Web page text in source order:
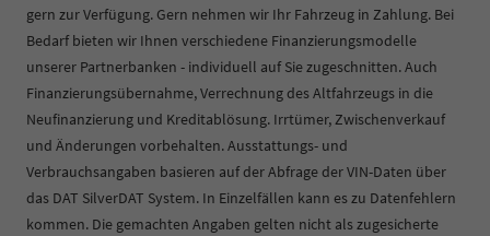
gern zur Verfügung. Gern nehmen wir Ihr Fahrzeug in Zahlung. Bei
Bedarf bieten wir Ihnen verschiedene Finanzierungsmodelle
unserer Partnerbanken - individuell auf Sie zugeschnitten. Auch
Finanzierungsübernahme, Verrechnung des Altfahrzeugs in die
Neufinanzierung und Kreditablösung. Irrtümer, Zwischenverkauf
und Änderungen vorbehalten. Ausstattungs- und
Verbrauchsangaben basieren auf der Abfrage der VIN-Daten über
das DAT SilverDAT System. In Einzelfällen kann es zu Datenfehlern
kommen. Die gemachten Angaben gelten nicht als zugesicherte